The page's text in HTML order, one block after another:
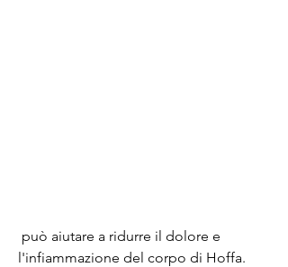
l'infiammazione del corpo di Hoffa.